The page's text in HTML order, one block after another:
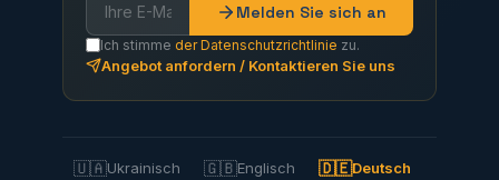
Melden Sie sich an
Ich stimme der Datenschutzrichtlinie zu.
Angebot anfordern / Kontaktieren Sie uns
🇺🇦Ukrainisch 🇬🇧Englisch 🇩🇪Deutsch